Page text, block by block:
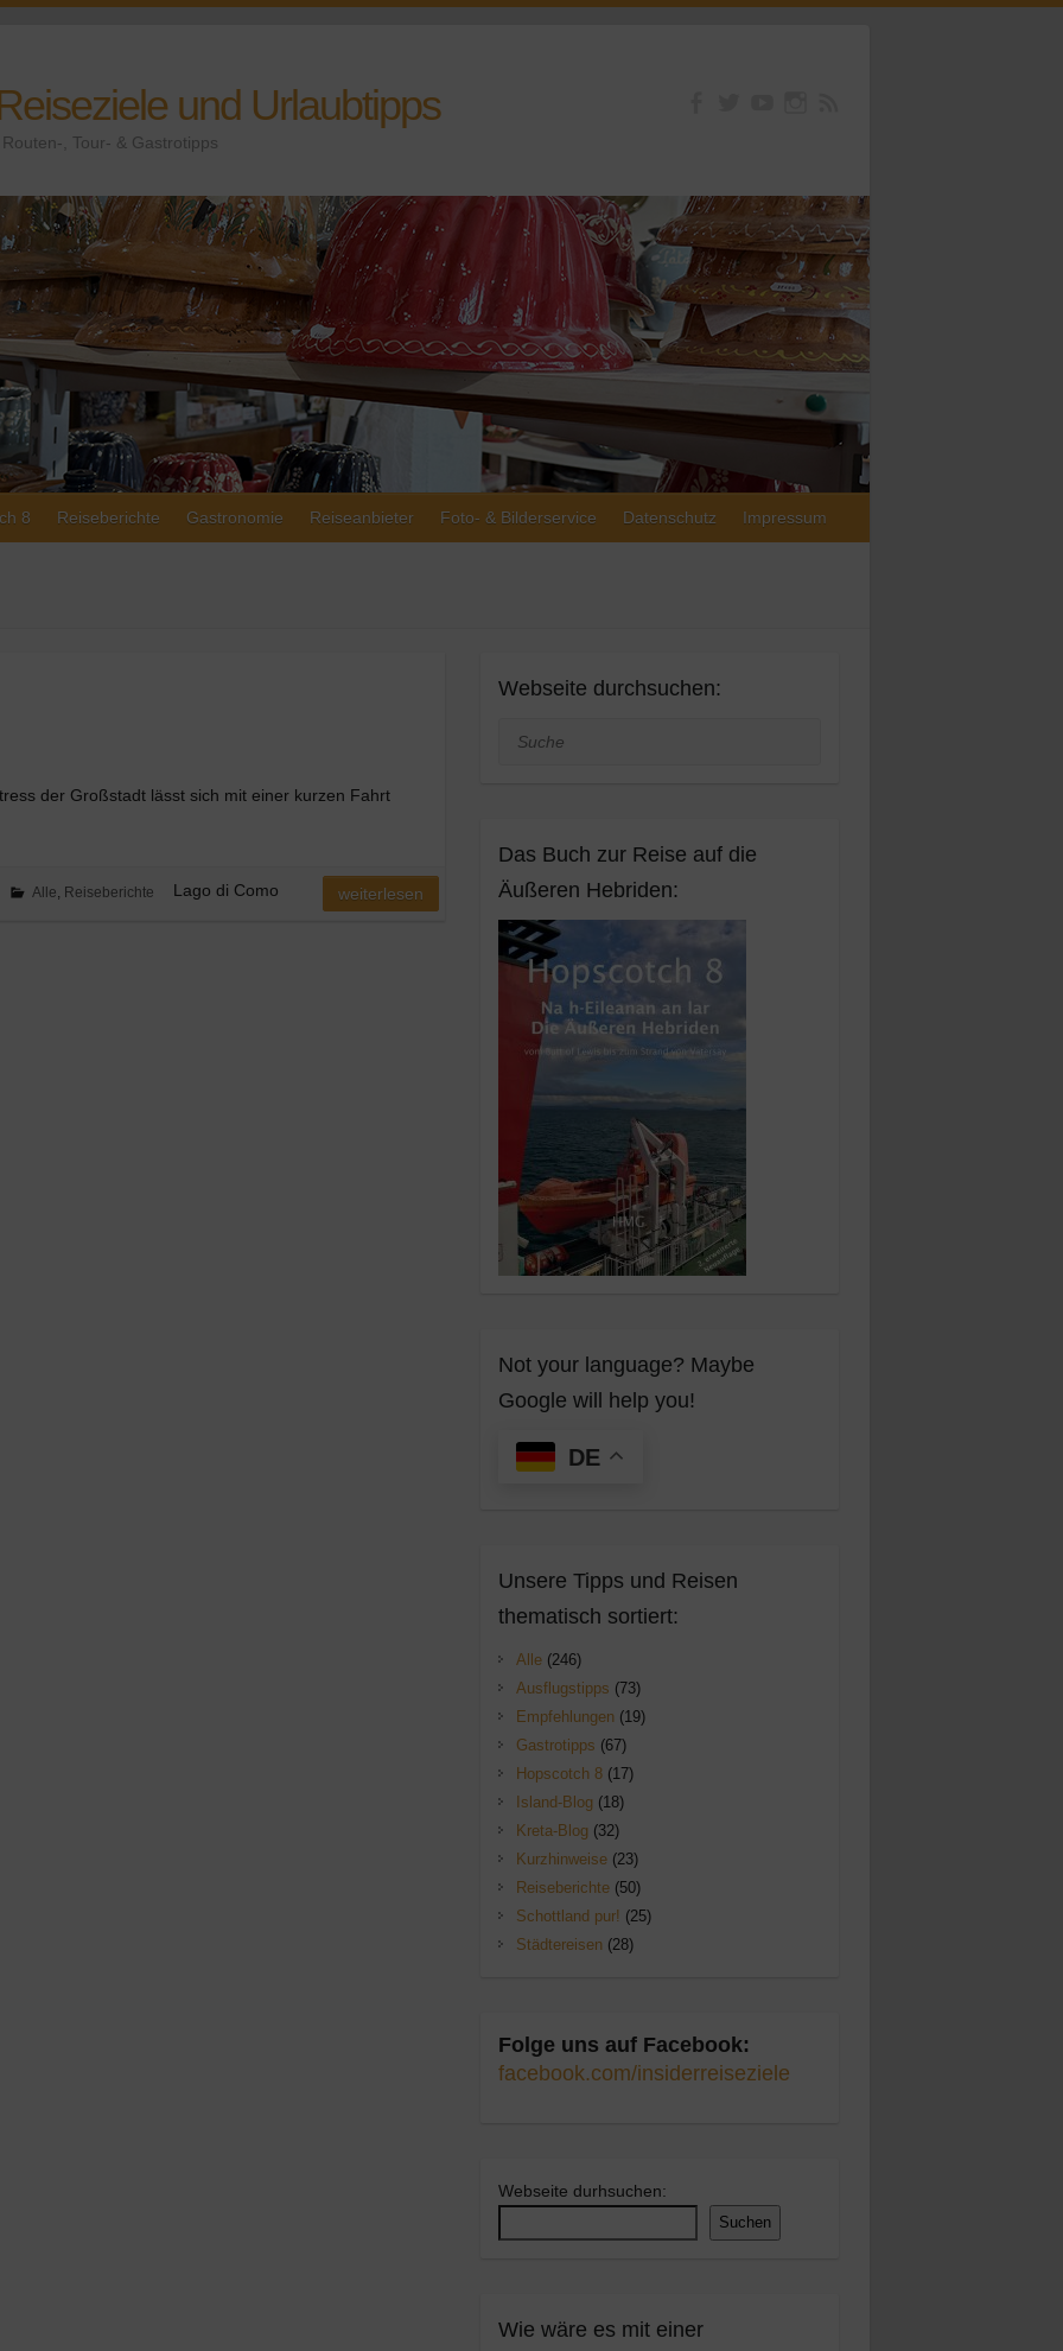
und Urlaubtipps
, Tour- & Gastrotipps
8 Reiseberichte Gastronomie Reiseanbieter Foto- & Bilderservice Datenschutz Impressum
der Großstadt lässt sich mit einer kurzen Fahrt
Alle, Reiseberichte Lago di Como weiterlesen
Webseite durchsuchen:
Suche
Das Buch zur Reise auf die
Äußeren Hebriden:
Not your language? Maybe
Google will help you!
DE
Unsere Tipps und Reisen
thematisch sortiert:
Alle(246)
Ausflugstipps (73)
Empfehlungen(19)
Gastrotipps (67)
Hopscotch 8(17)
Island-Blog (18)
Kreta-Blog (32)
Kurzhinweise(23)
Reiseberichte(50)
Schottland pur! (25)
Städtereisen(28)
Folge uns auf Facebook:
facebook.com/insiderreiseziele
Webseite durhsuchen:
Suchen
Wie wäre es mit einer